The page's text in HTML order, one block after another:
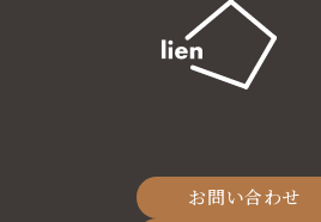
お問い合わせ